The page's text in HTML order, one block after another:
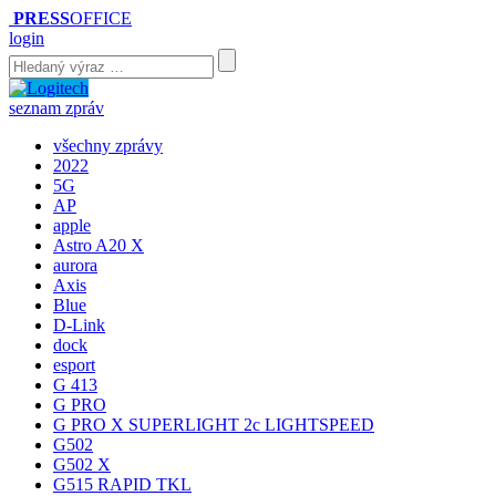
PRESSOFFICE
login
seznam zpráv
všechny zprávy
2022
5G
AP
apple
Astro A20 X
aurora
Axis
Blue
D-Link
dock
esport
G 413
G PRO
G PRO X SUPERLIGHT 2c LIGHTSPEED
G502
G502 X
G515 RAPID TKL